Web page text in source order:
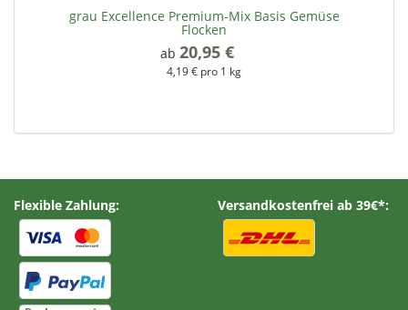
grau Excellence Premium-Mix Basis Gemüse
Flocken
ab 20,95 €
4,19 € pro 1 kg
Flexible Zahlung: Versandkostenfrei ab 39€*: